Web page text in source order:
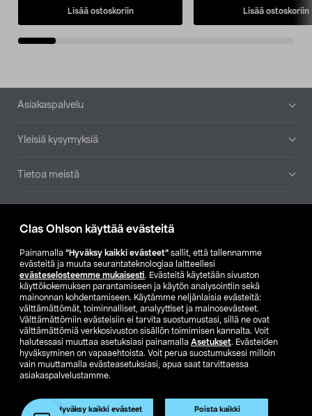
Clas Ohlson käyttää evästeitä
Painamalla ”Hyväksy kaikki evästeet” sallit, että tallennamme
evästeitä ja muuta seurantateknologiaa laitteellesi
evästeselosteemme mukaisesti. Evästeitä käytetään sivuston
käyttökokemuksen parantamiseen ja käytön analysointiin sekä
mainonnan kohdentamiseen. Käytämme neljänlaisia evästeitä:
välttämättömät, toiminnalliset, analyyttiset ja mainosevästeet.
Välttämättömiin evästeisiin ei tarvita suostumustasi, sillä ne ovat
välttämättömiä verkkosivuston sisällön toimimisen kannalta. Voit
halutessasi muuttaa asetuksiasi painamalla Asetukset. Evästeiden
hyväksyminen on vapaaehtoista. Voit perua suostumuksesi milloin
vain muuttamalla evästeasetuksiasi, apua saat tarvittaessa
asiakaspalvelustamme.
Hyväksy kaikki evästeet Poista kaikki
Lisää ostoskoriin Lisää ostoskoriin
Alatunniste
Asiakaspalvelu
Yleisiä kysymyksiä
Tietoa meistä
Etsi myymälä
SE NO FI
FI SV